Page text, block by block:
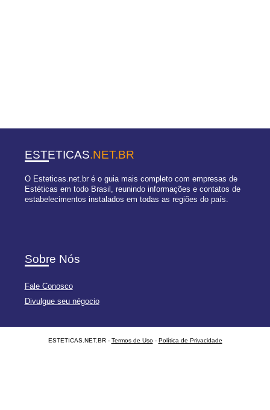
ESTETICAS.NET.BR
O Esteticas.net.br é o guia mais completo com empresas de
Estéticas em todo Brasil, reunindo informações e contatos de
estabelecimentos instalados em todas as regiões do país.
Sobre Nós
Fale Conosco
Divulgue seu négocio
ESTETICAS.NET.BR - Termos de Uso- Política de Privacidade